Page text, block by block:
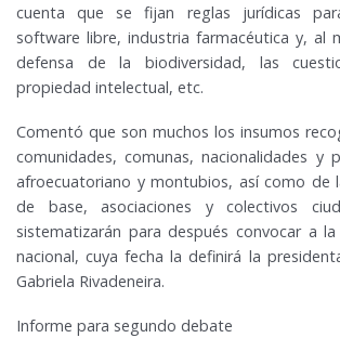
cuenta que se fijan reglas jurídicas
software libre, industria farmacéutica y, al
defensa de la biodiversidad, las
propiedad intelectual, etc.
Comentó que son muchos los insumos
comunidades, comunas, nacionalidades y
afroecuatoriano y montubios, así como de
de base, asociaciones y colectivos
sistematizarán para después convocar a
nacional, cuya fecha la definirá la
Gabriela Rivadeneira.
Informe para segundo debate